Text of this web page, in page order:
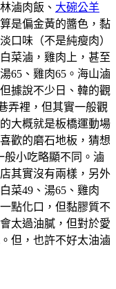
滷肉飯、 大碗公羊
是偏金黃的醬色，黏
口味（不是純瘦肉）
菜滷，雞肉上，甚至
65、雞肉65。海山滷
據說不少日、韓的觀
弄裡，但其實一般觀
大概就是板橋運動場
歡的磨石地板，猜想
般小吃略顯不同。滷
其實沒有兩樣，另外
菜49、湯65、雞肉
點化口，但黏膠質不
太過油膩，但對於愛
但，也許不好太油滷